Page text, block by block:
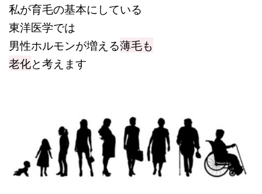
私が育毛の基本にしている
東洋医学では
男性ホルモンが増える薄毛も
老化と考えます